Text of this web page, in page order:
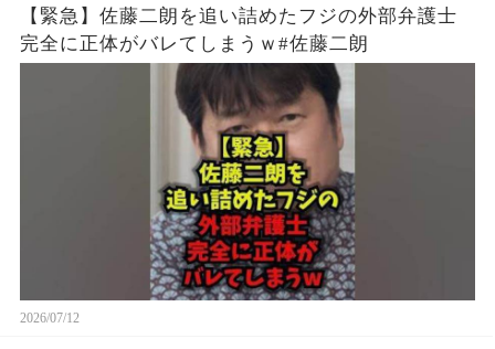
【緊急】佐藤二朗を追い詰めたフジの外部弁護士
完全に正体がバレてしまうｗ#佐藤二朗
2026/07/12